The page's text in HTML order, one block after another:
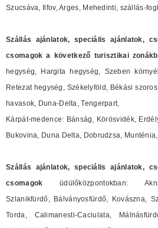
Szucsáva, Ilfov, Arges, Mehedinti, szállás-
Szállás ajánlatok, speciális ajánlatok,
csomagok a következő turisztikai
hegység, Hargita hegység, Szeben
Retezat hegység, Székelyföld, Békási
havasok, Duna-Delta, Tengerpart,
Kárpát-medence: Bánság, Körösvidék,
Bukovina, Duna Delta, Dobrudzsa,
Szállás ajánlatok, speciális ajánlatok,
csomagok
üdülőközpontokban:
Szlanikfürdő, Bálványosfürdő, Kovászna,
Torda, Calimanesti-Caciulata,